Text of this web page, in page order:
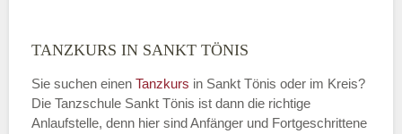
TANZKURS IN SANKT TÖNIS
Sie suchen einen Tanzkurs in Sankt Tönis oder im Kreis?
Die Tanzschule Sankt Tönis ist dann die richtige
Anlaufstelle, denn hier sind Anfänger und Fortgeschrittene